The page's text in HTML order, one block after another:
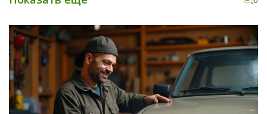
плюсы и минусы, расскажем, чем отличаются LED-
полезными советами по выбору и установке.
Обсудим важные нюансы по подключению,
регулировке и легализации таких фар. Такой
апгрейд — не только про яркий свет, но и про
безопасность.